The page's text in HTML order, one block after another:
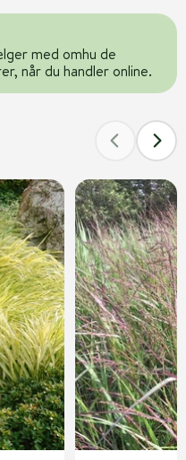
med omhu de
når du handler online.